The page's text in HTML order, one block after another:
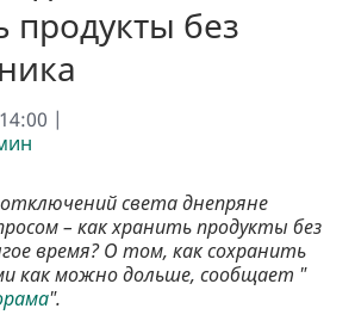
продукты без
|
света днепряне
– как хранить продукты без
время? О том, как сохранить
как можно дольше, сообщает "
".